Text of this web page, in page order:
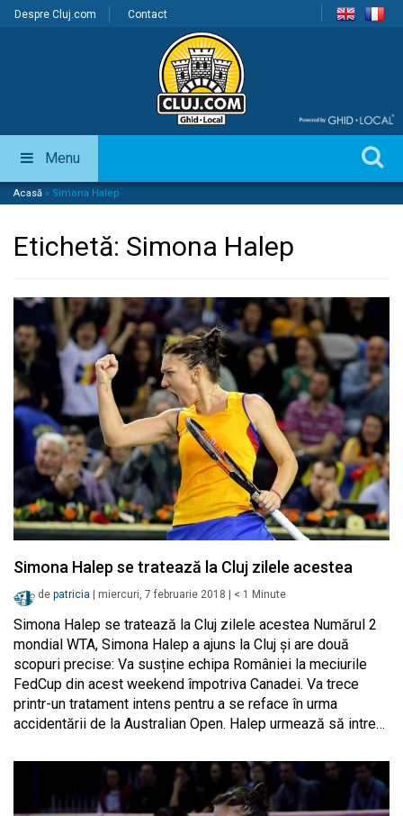
Despre Cluj.com Contact
Menu
Acasă » Simona Halep
Etichetă: Simona Halep
Simona Halep se tratează la Cluj zilele acestea
de patricia miercuri, 7 februarie 2018 < 1 Minute
Simona Halep se tratează la Cluj zilele acestea Numărul 2
mondial WTA, Simona Halep a ajuns la Cluj și are două
scopuri precise: Va susține echipa României la meciurile
FedCup din acest weekend împotriva Canadei. Va trece
printr-un tratament intens pentru a se reface în urma
accidentării de la Australian Open. Halep urmează să intre…